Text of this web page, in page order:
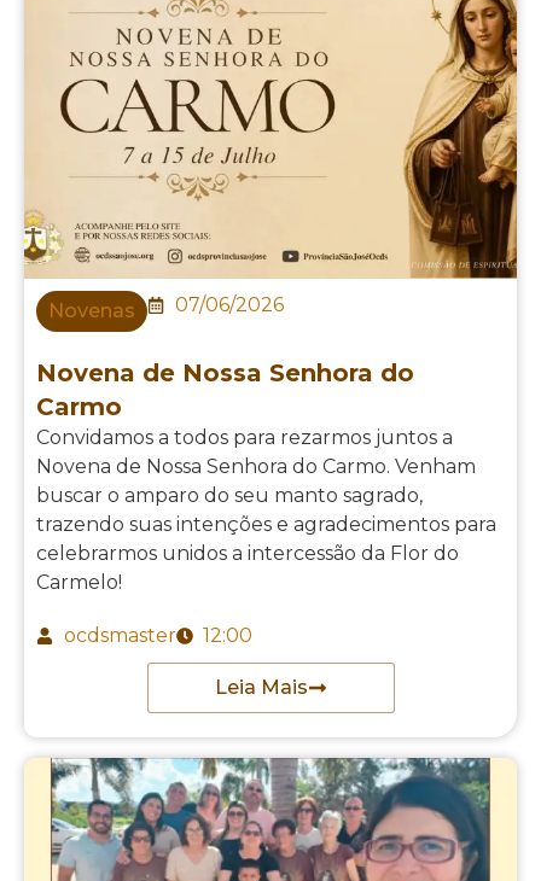
Novenas 07/06/2026
Novena de Nossa Senhora do
Carmo
Convidamos a todos para rezarmos juntos a
Novena de Nossa Senhora do Carmo. Venham
buscar o amparo do seu manto sagrado,
trazendo suas intenções e agradecimentos para
celebrarmos unidos a intercessão da Flor do
Carmelo!
ocdsmaster 12:00
Leia Mais